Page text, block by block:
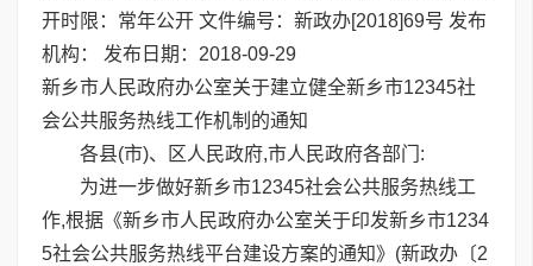
开时限：常年公开 文件编号：新政办[2018]69号 发布
机构： 发布日期：2018-09-29
新乡市人民政府办公室关于建立健全新乡市12345社
会公共服务热线工作机制的通知
各县(市)、区人民政府,市人民政府各部门:
为进一步做好新乡市12345社会公共服务热线工
作,根据《新乡市人民政府办公室关于印发新乡市1234
5社会公共服务热线平台建设方案的通知》(新政办〔2